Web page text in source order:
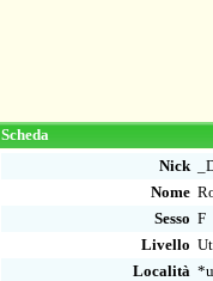
Scheda
Nick
Nome
Sesso F
Livello
Località